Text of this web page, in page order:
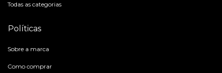
Todas as categorias
Políticas
Sobre a marca
Como comprar